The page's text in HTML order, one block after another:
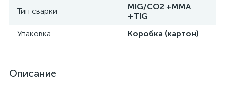
Тип сварки
MIG/CO2 +MMA
+TIG
Упаковка
Коробка (картон)
Описание